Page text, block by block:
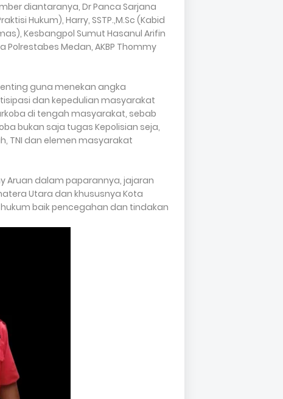
diantaranya, Dr Panca Sarjana
Hukum), Harry, SSTP.,M.Sc (Kabid
Kesbangpol Sumut Hasanul Arifin
Polrestabes Medan, AKBP Thommy
guna menekan angka
dan kepedulian masyarakat
di tengah masyarakat, sebab
bukan saja tugas Kepolisian seja,
TNI dan elemen masyarakat
Aruan dalam paparannya, jajaran
Utara dan khususnya Kota
baik pencegahan dan tindakan